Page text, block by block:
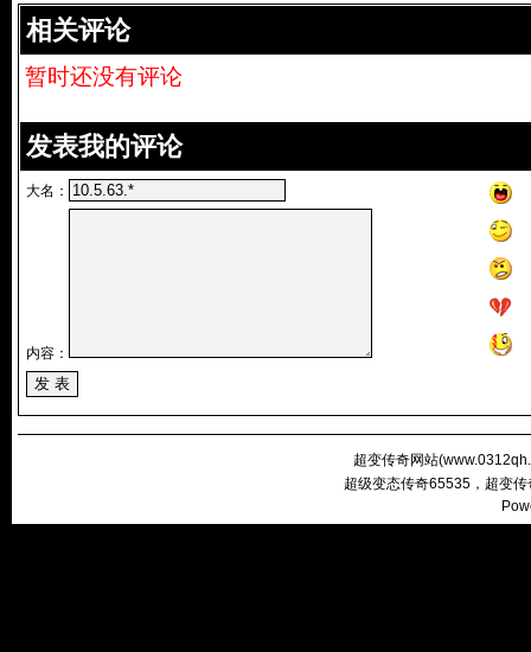
超变态手游传奇g
传奇,1.80复古战神
相关评论
暂时还没有评论
发表我的评论
大名：
内容：
超变传奇网站(
超级变态传奇65535，超变